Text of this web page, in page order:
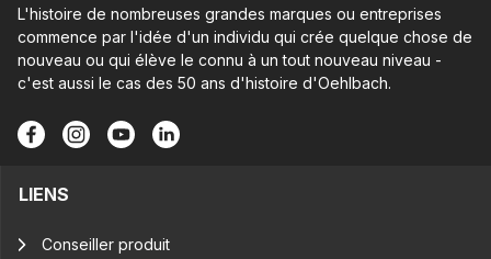
L'histoire de nombreuses grandes marques ou entreprises
commence par l'idée d'un individu qui crée quelque chose de
nouveau ou qui élève le connu à un tout nouveau niveau -
c'est aussi le cas des 50 ans d'histoire d'Oehlbach.
LIENS
Conseiller produit